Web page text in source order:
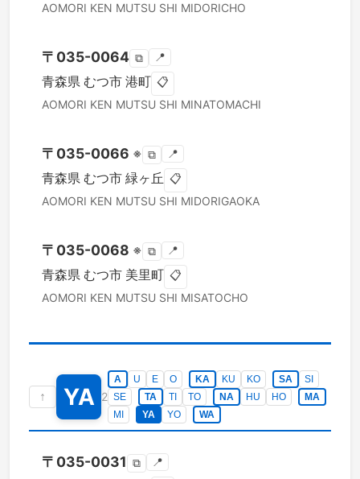
AOMORI KEN MUTSU SHI MIDORICHO
〒 035-0064 ⧉ 📍
青森県 むつ市 港町 📋
AOMORI KEN MUTSU SHI MINATOMACHI
〒 035-0066 ※ ⧉ 📍
青森県 むつ市 緑ヶ丘 📋
AOMORI KEN MUTSU SHI MIDORIGAOKA
〒 035-0068 ※ ⧉ 📍
青森県 むつ市 美里町 📋
AOMORI KEN MUTSU SHI MISATOCHO
↑ YA 2
A U E O KA KU KO SA
SI
SE
TA TI TO NA HU HO
MA
MI
YA YO WA
〒 035-0031 ⧉ 📍